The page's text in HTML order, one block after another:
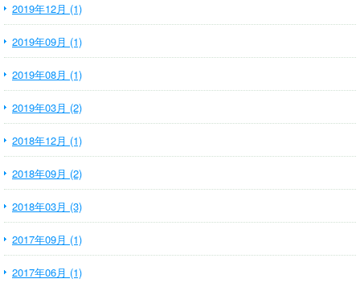
2019年12月 (1)
2019年09月 (1)
2019年08月 (1)
2019年03月 (2)
2018年12月 (1)
2018年09月 (2)
2018年03月 (3)
2017年09月 (1)
2017年06月 (1)